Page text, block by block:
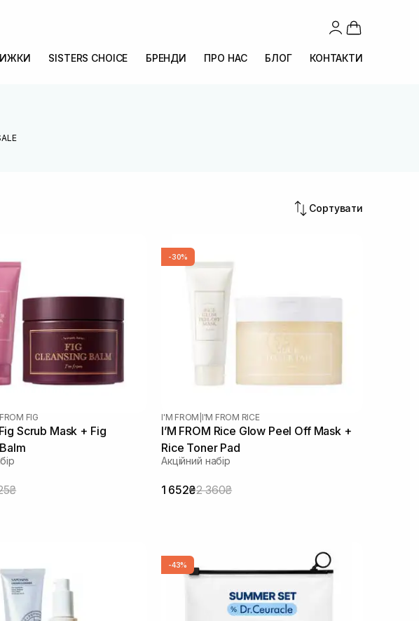
SISTERS CHOICE БРЕНДИ ПРО НАС БЛОГ КОНТАКТИ
Сортувати
FIG
Scrub Mask + Fig
-30%
I'M FROM I'M FROM RICE
I’M FROM Rice Glow Peel Off Mask +
Rice Toner Pad
Акційний набір
1 652₴2 360₴
-43%